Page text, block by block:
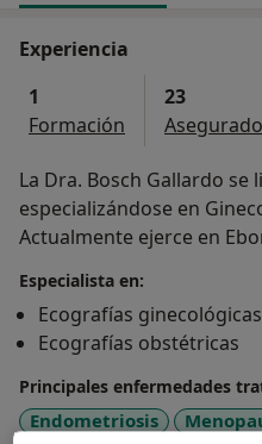
Experiencia
1
Formación
23
La Dra. Bosch Gallardo se
especializándose en
Actualmente ejerce en
Especialista en:
Ecografías ginecológicas
Ecografías obstétricas
Principales enfermedades
Endometriosis